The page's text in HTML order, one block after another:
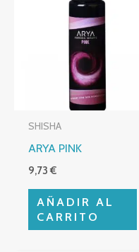
SHISHA
ARYA PINK
9,73€
AÑADIR AL
CARRITO